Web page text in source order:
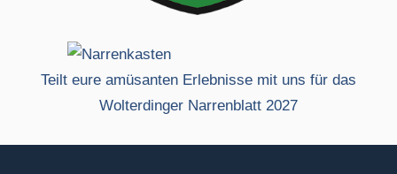
Teilt eure amüsanten Erlebnisse mit uns für das
Wolterdinger Narrenblatt 2027